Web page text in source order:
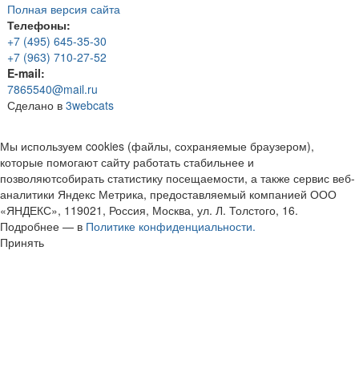
Полная версия сайта
Телефоны:
+7 (495) 645-35-30
+7 (963) 710-27-52
E-mail:
7865540@mail.ru
Сделано в 3webcats
Мы используем cookies (файлы, сохраняемые браузером),
которые помогают сайту работать стабильнее и
позволяютсобирать статистику посещаемости, а также сервис веб-
аналитики Яндекс Метрика, предоставляемый компанией ООО
«ЯНДЕКС», 119021, Россия, Москва, ул. Л. Толстого, 16.
Подробнее — в Политике конфиденциальности.
Принять